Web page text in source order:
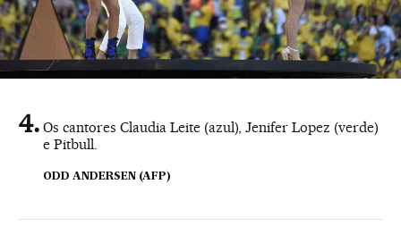
Os cantores Claudia Leite (azul), Jenifer Lopez (verde)
e Pitbull.
ODD ANDERSEN (AFP)